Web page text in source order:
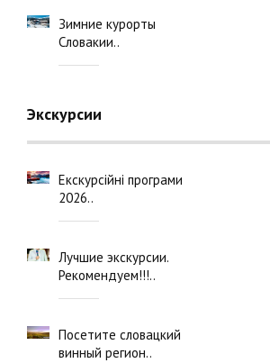
Зимние курорты
Словакии..
Экскурсии
Екскурсійні програми
2026..
Лучшие экскурсии.
Рекомендуем!!!..
Посетите словацкий
винный регион..